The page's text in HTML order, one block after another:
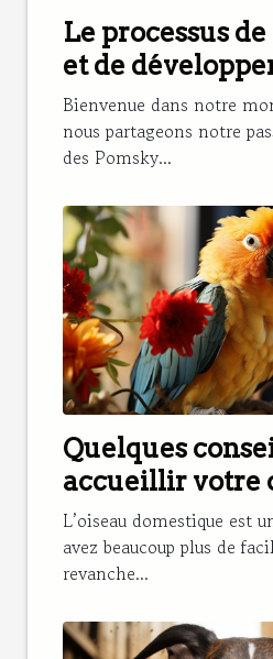
Le processus
et de
Pomsky dans
Bienvenue dans notre
nous partageons notre
des Pomsky...
Quelques
accueillir votre
domestique
L’oiseau domestique est
avez beaucoup plus de
revanche...